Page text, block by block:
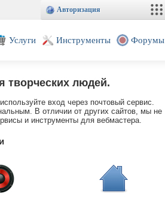
Авторизация
Услуги Инструменты Форумы
творческих людей.
вход через почтовый сервис.
В отличии от других сайтов, мы не
и инструменты для вебмастера.